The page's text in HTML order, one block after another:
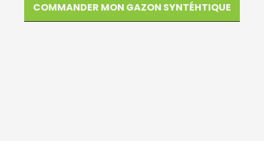
COMMANDER MON GAZON SYNTÉHTIQUE